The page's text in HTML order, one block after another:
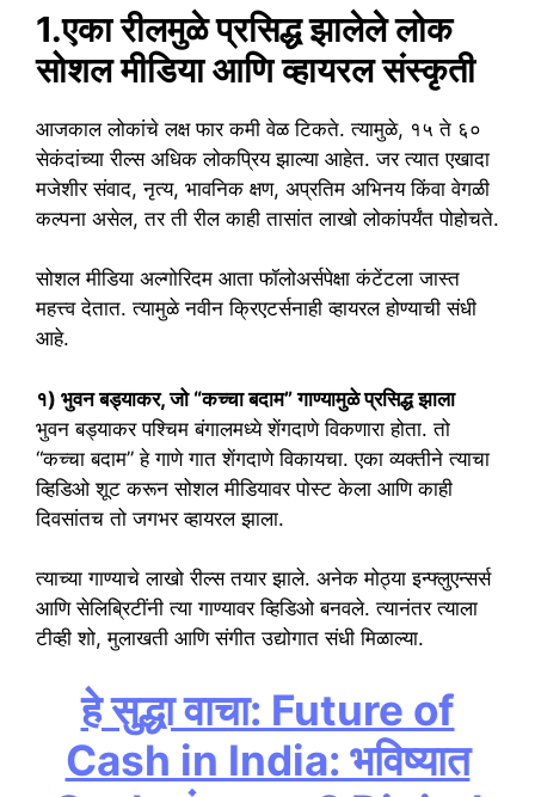
1.एका रीलमुळे प्रसिद्ध झालेले लोक
सोशल मीडिया आणि व्हायरल संस्कृती
आजकाल लोकांचे लक्ष फार कमी वेळ टिकते. त्यामुळे, १५ ते ६०
सेकंदांच्या रील्स अधिक लोकप्रिय झाल्या आहेत. जर त्यात एखादा
मजेशीर संवाद, नृत्य, भावनिक क्षण, अप्रतिम अभिनय किंवा वेगळी
कल्पना असेल, तर ती रील काही तासांत लाखो लोकांपर्यंत पोहोचते.
सोशल मीडिया अल्गोरिदम आता फॉलोअर्सपेक्षा कंटेंटला जास्त
महत्त्व देतात. त्यामुळे नवीन क्रिएटर्सनाही व्हायरल होण्याची संधी
आहे.
१) भुवन बड्याकर, जो “कच्चा बदाम” गाण्यामुळे प्रसिद्ध झाला
भुवन बड्याकर पश्चिम बंगालमध्ये शेंगदाणे विकणारा होता. तो
“कच्चा बदाम” हे गाणे गात शेंगदाणे विकायचा. एका व्यक्तीने त्याचा
व्हिडिओ शूट करून सोशल मीडियावर पोस्ट केला आणि काही
दिवसांतच तो जगभर व्हायरल झाला.
त्याच्या गाण्याचे लाखो रील्स तयार झाले. अनेक मोठ्या इन्फ्लुएन्सर्स
आणि सेलिब्रिटींनी त्या गाण्यावर व्हिडिओ बनवले. त्यानंतर त्याला
टीव्ही शो, मुलाखती आणि संगीत उद्योगात संधी मिळाल्या.
हे सुद्धा वाचा: Future of
Cash in India: भविष्यात